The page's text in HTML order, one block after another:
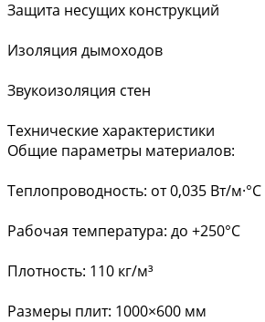
Защита несущих конструкций
Изоляция дымоходов
Звукоизоляция стен
Технические характеристики
Общие параметры материалов:
Теплопроводность: от 0,035 Вт/м·°С
Рабочая температура: до +250°C
Плотность: 110 кг/м³
Размеры плит: 1000×600 мм